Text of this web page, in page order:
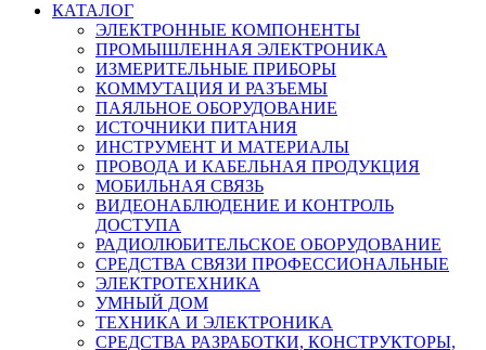
КАТАЛОГ
ЭЛЕКТРОННЫЕ КОМПОНЕНТЫ
ПРОМЫШЛЕННАЯ ЭЛЕКТРОНИКА
ИЗМЕРИТЕЛЬНЫЕ ПРИБОРЫ
КОММУТАЦИЯ И РАЗЪЕМЫ
ПАЯЛЬНОЕ ОБОРУДОВАНИЕ
ИСТОЧНИКИ ПИТАНИЯ
ИНСТРУМЕНТ И МАТЕРИАЛЫ
ПРОВОДА И КАБЕЛЬНАЯ ПРОДУКЦИЯ
МОБИЛЬНАЯ СВЯЗЬ
ВИДЕОНАБЛЮДЕНИЕ И КОНТРОЛЬ
ДОСТУПА
РАДИОЛЮБИТЕЛЬСКОЕ ОБОРУДОВАНИЕ
СРЕДСТВА СВЯЗИ ПРОФЕССИОНАЛЬНЫЕ
ЭЛЕКТРОТЕХНИКА
УМНЫЙ ДОМ
ТЕХНИКА И ЭЛЕКТРОНИКА
СРЕДСТВА РАЗРАБОТКИ, КОНСТРУКТОРЫ,